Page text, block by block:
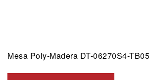
Mesa Poly-Madera DT-06270S4-TB05